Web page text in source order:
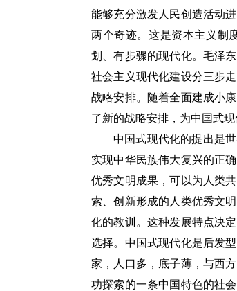
能够充分激发人民创造活动
两个奇迹。这是资本主义制
划、有步骤的现代化。毛泽
社会主义现代化建设分三步
战略安排。随着全面建成小
了新的战略安排，为中国式现
中国式现代化的提出是
实现中华民族伟大复兴的正
优秀文明成果，可以为人类
索、创新形成的人类优秀文
化的教训。这种发展特点决
选择。中国式现代化是后发
家，人口多，底子薄，与西
功探索的一条中国特色的社